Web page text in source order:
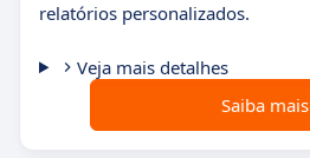
relatórios personalizados.
Veja mais detalhes
Saiba mais